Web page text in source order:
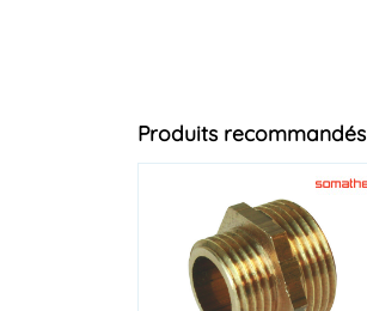
Produits recommandés